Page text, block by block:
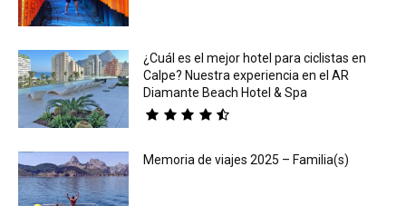
¿Cuál es el mejor hotel para ciclistas en
Calpe? Nuestra experiencia en el AR
Diamante Beach Hotel & Spa
Memoria de viajes 2025 – Familia(s)